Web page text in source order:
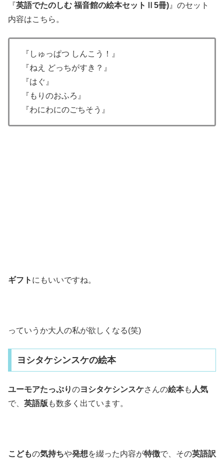
『英語でたのしむ 福音館の絵本セットⅡ5冊) 』のセット
内容はこちら。
『しゅっぱつ しんこう！』
『ねえ どっちがすき？』
『はぐ』
『もりのおふろ』
『わにわにのごちそう』
ギフト にもいいですね。
っていうか大人の私が欲しくなる(笑)
ヨシタケシンスケの絵本
ユーモアたっぷりのヨシタケシンスケさんの絵本も 人気
で、 英語版 も数多く出ています。
こどもの気持ちや発想を綴った内容が特徴で、その英語訳